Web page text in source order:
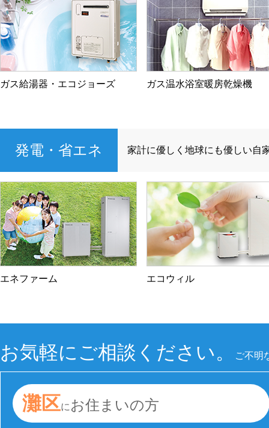
ガス給湯器・エコジョーズ ガス温水浴室暖房乾燥機
発電・省エネ 家計に優しく地球にも優しい自
エネファーム エコウィル
お気軽にご相談ください。 ご不明
灘区に お住まいの方